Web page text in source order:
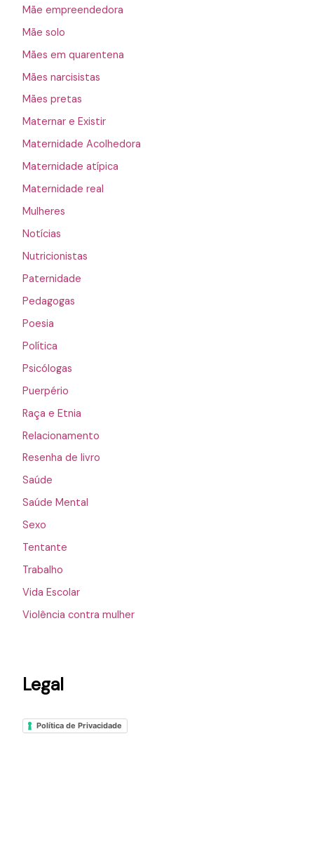
Mãe empreendedora
Mãe solo
Mães em quarentena
Mães narcisistas
Mães pretas
Maternar e Existir
Maternidade Acolhedora
Maternidade atípica
Maternidade real
Mulheres
Notícias
Nutricionistas
Paternidade
Pedagogas
Poesia
Política
Psicólogas
Puerpério
Raça e Etnia
Relacionamento
Resenha de livro
Saúde
Saúde Mental
Sexo
Tentante
Trabalho
Vida Escolar
Violência contra mulher
Legal
Política de Privacidade